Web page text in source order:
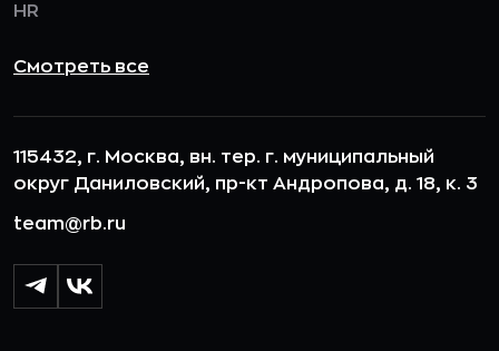
HR
Смотреть все
115432, г. Москва, вн. тер. г. муниципальный
округ Даниловский, пр-кт Андропова, д. 18, к. 3
team@rb.ru